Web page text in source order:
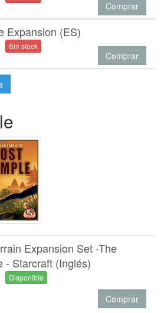
Comprar
Expansion (ES)
Sin stock
Comprar
Expansion Set -The
- Starcraft (Inglés)
Disponible
Comprar